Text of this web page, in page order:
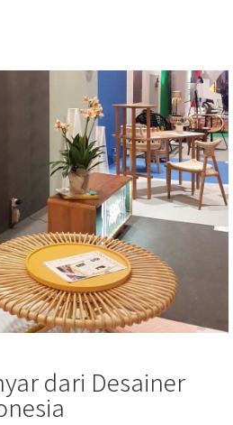
dari Desainer